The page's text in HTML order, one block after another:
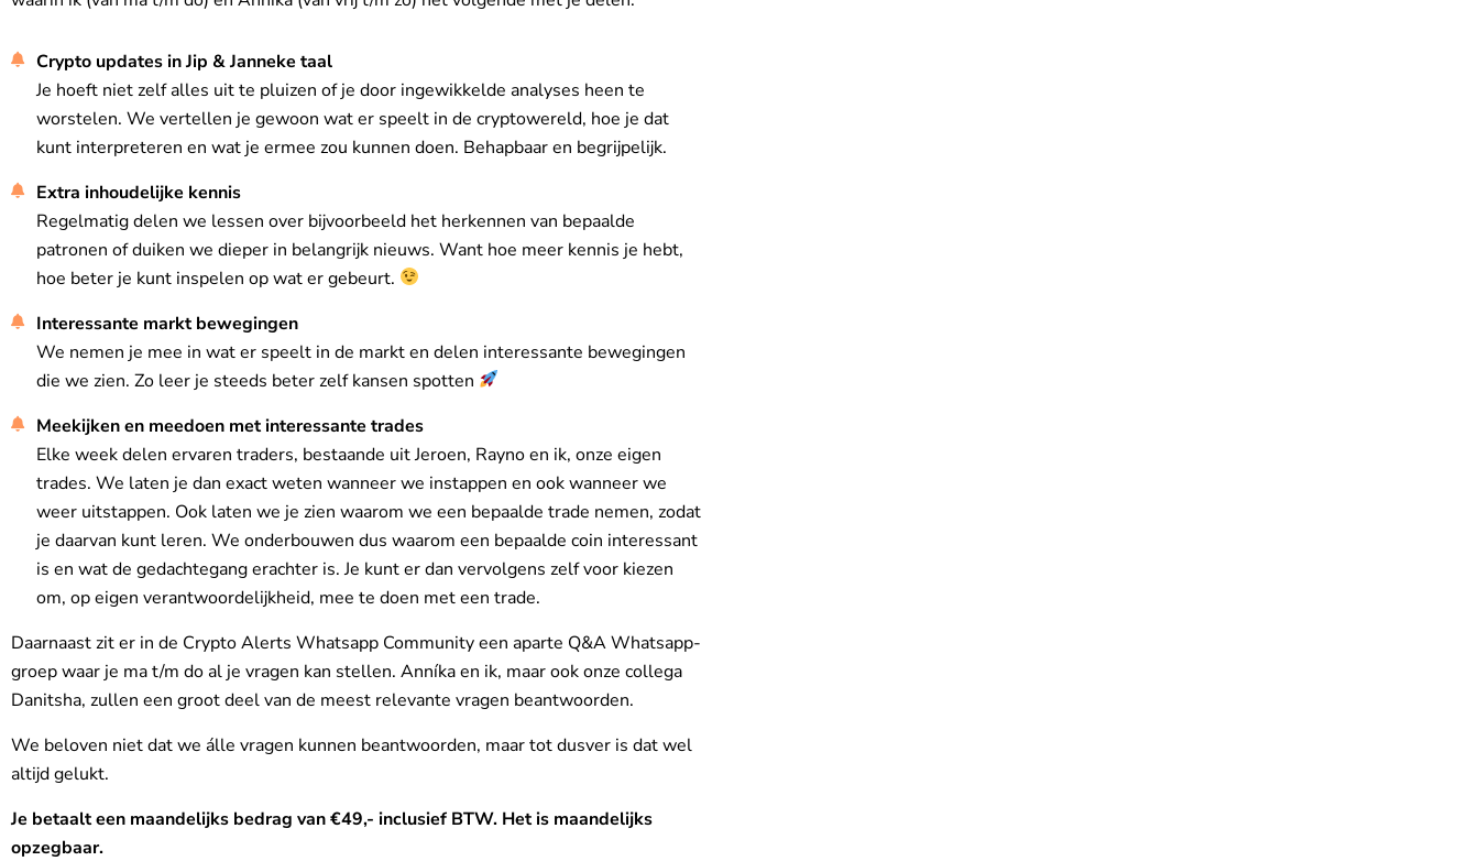
Crypto updates in Jip & Janneke taal
Je hoeft niet zelf alles uit te pluizen of je door ingewikkelde analyses heen te
worstelen. We vertellen je gewoon wat er speelt in de cryptowereld, hoe je dat
kunt interpreteren en wat je ermee zou kunnen doen. Behapbaar en begrijpelijk.
Extra inhoudelijke kennis
Regelmatig delen we lessen over bijvoorbeeld het herkennen van bepaalde
patronen of duiken we dieper in belangrijk nieuws. Want hoe meer kennis je hebt,
hoe beter je kunt inspelen op wat er gebeurt.
Interessante markt bewegingen
We nemen je mee in wat er speelt in de markt en delen interessante bewegingen
die we zien. Zo leer je steeds beter zelf kansen spotten
Meekijken en meedoen met interessante trades
Elke week delen ervaren traders, bestaande uit Jeroen, Rayno en ik, onze eigen
trades. We laten je dan exact weten wanneer we instappen en ook wanneer we
weer uitstappen. Ook laten we je zien waarom we een bepaalde trade nemen, zodat
je daarvan kunt leren. We onderbouwen dus waarom een bepaalde coin interessant
is en wat de gedachtegang erachter is. Je kunt er dan vervolgens zelf voor kiezen
om, op eigen verantwoordelijkheid, mee te doen met een trade.
Daarnaast zit er in de Crypto Alerts Whatsapp Community een aparte Q&A Whatsapp-
groep waar je ma t/m do al je vragen kan stellen. Anníka en ik, maar ook onze collega
Danitsha, zullen een groot deel van de meest relevante vragen beantwoorden.
We beloven niet dat we álle vragen kunnen beantwoorden, maar tot dusver is dat wel
altijd gelukt.
Je betaalt een maandelijks bedrag van €49,- inclusief BTW. Het is maandelijks
opzegbaar.